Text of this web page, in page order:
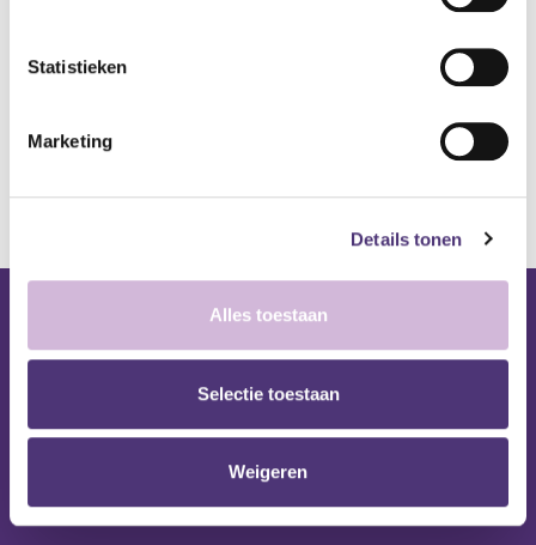
Statistieken
Marketing
Details tonen
Alles toestaan
Selectie toestaan
Weigeren
*Bij grote aankopen, gelieve de klantendienst te contacteren. Hier
Shop
Onze specialisten
Contact